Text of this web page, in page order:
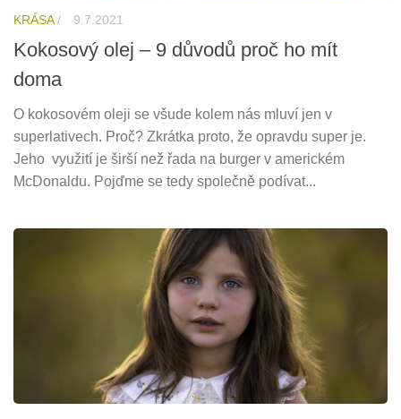
KRÁSA/ 9.7.2021
Kokosový olej – 9 důvodů proč ho mít
doma
O kokosovém oleji se všude kolem nás mluví jen v
superlativech. Proč? Zkrátka proto, že opravdu super je.
Jeho využití je širší než řada na burger v americkém
McDonaldu. Pojďme se tedy společně podívat...